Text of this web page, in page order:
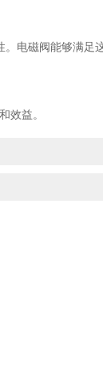
电磁阀能够满足
效益。